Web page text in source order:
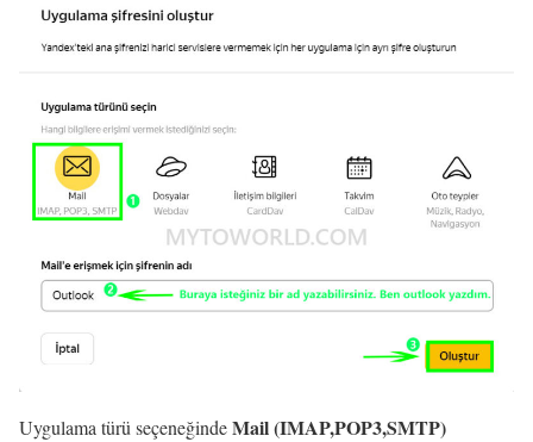
Uygulama türü seçeneğindeMail (IMAP,POP3,SMTP)